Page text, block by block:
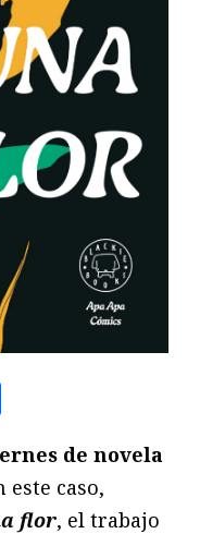
de novela
este caso,
flor, el trabajo